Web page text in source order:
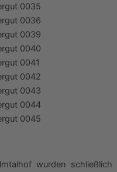
wurden schließlich